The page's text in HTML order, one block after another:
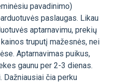
pavadinimo)
paslaugas. Likau
aptarnavimu, prekių
truputį mažesnės, nei
Aptarnavimas puikus,
gaunu per 2-3 dienas.
Dažniausiai čia perku